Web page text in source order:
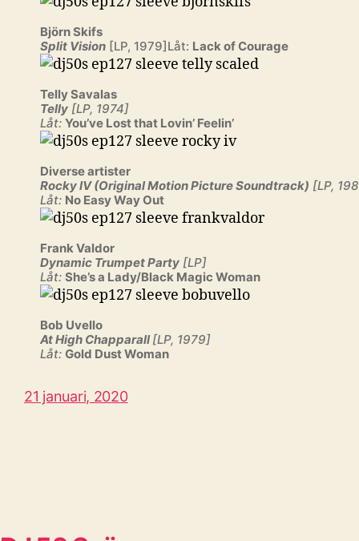
Björn Skifs
Split Vision [LP, 1979]Låt: Lack of Courage
Telly Savalas
Telly [LP, 1974]
Låt: You’ve Lost that Lovin’ Feelin’
Diverse artister
Rocky IV (Original Motion Picture Soundtrack) [LP,
Låt: No Easy Way Out
Frank Valdor
Dynamic Trumpet Party [LP]
Låt: She’s a Lady/Black Magic Woman
Bob Uvello
At High Chapparall[LP, 1979]
Låt: Gold Dust Woman
21 januari, 2020